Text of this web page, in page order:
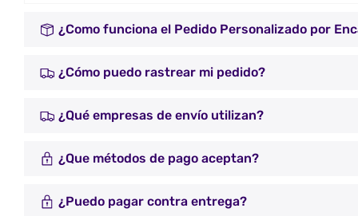
¿Como funciona el Pedido Personalizado por
¿Cómo puedo rastrear mi pedido?
¿Qué empresas de envío utilizan?
¿Que métodos de pago aceptan?
¿Puedo pagar contra entrega?